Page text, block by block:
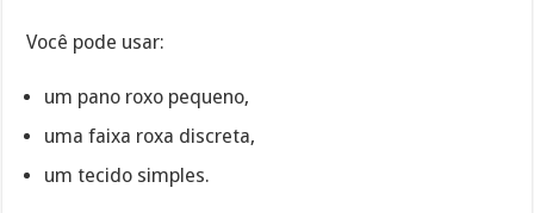
Você pode usar:
um pano roxo pequeno,
uma faixa roxa discreta,
um tecido simples.